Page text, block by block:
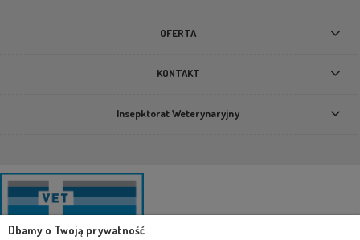
OFERTA
KONTAKT
Insepktorat Weterynaryjny
Dbamy o Twoją prywatność